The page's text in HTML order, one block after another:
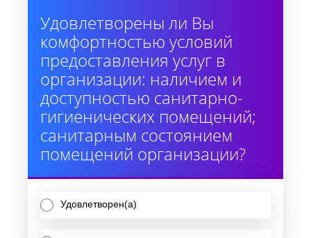
Удовлетворены ли Вы
комфортностью условий
предоставления услуг в
организации: наличием и
доступностью санитарно-
гигиенических помещений;
санитарным состоянием
помещений организации?
Удовлетворен(а)